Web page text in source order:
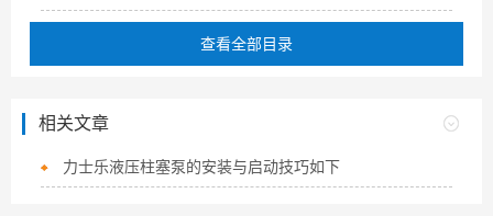
查看全部目录
相关文章
力士乐液压柱塞泵的安装与启动技巧如下